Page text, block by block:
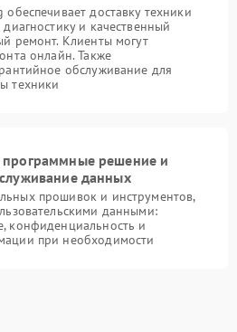
доставку техники
и качественный
ремонт. Клиенты могут
онлайн. Также
обслуживание для
техники
решение и
данных
прошивок и инструментов,
данными:
конфиденциальность и
при необходимости